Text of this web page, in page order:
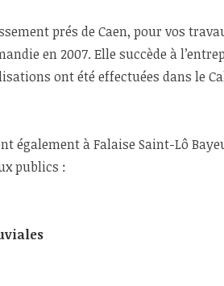
prés de Caen, pour vos
en 2007. Elle succède à
ont été effectuées dans le
également à Falaise Saint-Lô
publics :